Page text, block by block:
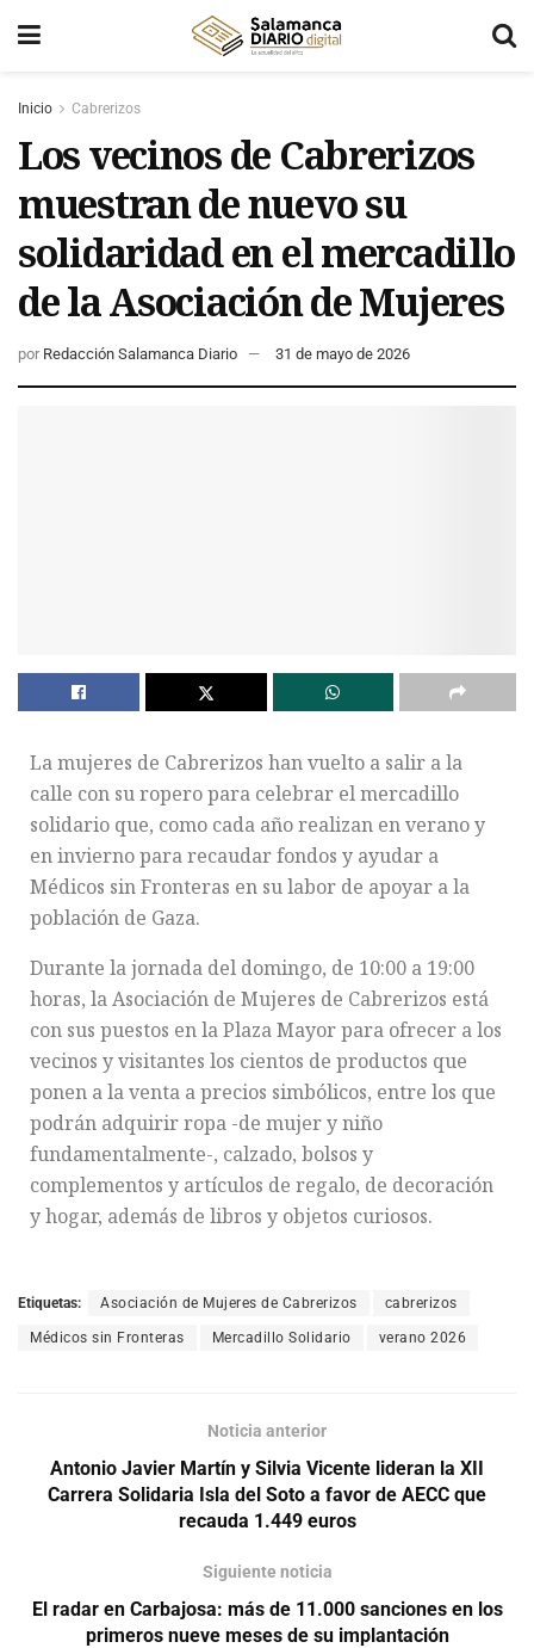
Inicio Cabrerizos
Los vecinos de Cabrerizos
muestran de nuevo su
solidaridad en el mercadillo
de la Asociación de Mujeres
por Redacción Salamanca Diario 31 de mayo de 2026
La mujeres de Cabrerizos han vuelto a salir a la
calle con su ropero para celebrar el mercadillo
solidario que, como cada año realizan en verano y
en invierno para recaudar fondos y ayudar a
Médicos sin Fronteras en su labor de apoyar a la
población de Gaza.
Durante la jornada del domingo, de 10:00 a 19:00
horas, la Asociación de Mujeres de Cabrerizos está
con sus puestos en la Plaza Mayor para ofrecer a los
vecinos y visitantes los cientos de productos que
ponen a la venta a precios simbólicos, entre los que
podrán adquirir ropa -de mujer y niño
fundamentalmente-, calzado, bolsos y
complementos y artículos de regalo, de decoración
y hogar, además de libros y objetos curiosos.
Etiquetas: Asociación de Mujeres de Cabrerizos cabrerizos
Médicos sin Fronteras Mercadillo Solidario verano 2026
Noticia anterior
Antonio Javier Martín y Silvia Vicente lideran la XII
Carrera Solidaria Isla del Soto a favor de AECC que
recauda 1.449 euros
Siguiente noticia
El radar en Carbajosa: más de 11.000 sanciones en los
primeros nueve meses de su implantación